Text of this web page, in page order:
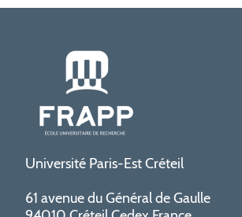
Université Paris-Est Créteil
61 avenue du Général de Gaulle